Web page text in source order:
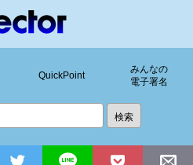
QuickPoint
みんなの
電子署名